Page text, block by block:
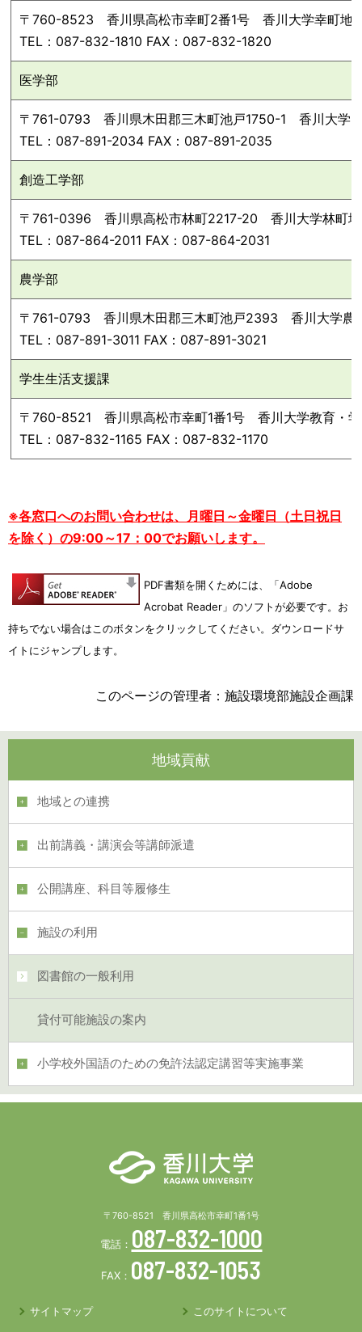
〒760-8523 香川県高松市幸町2番1号 香川大学幸町地
TEL：087-832-1810 FAX：087-832-1820
医学部
〒761-0793 香川県木田郡三木町池戸1750-1 香川大学
TEL：087-891-2034 FAX：087-891-2035
創造工学部
〒761-0396 香川県高松市林町2217-20 香川大学林町地
TEL：087-864-2011 FAX：087-864-2031
農学部
〒761-0793 香川県木田郡三木町池戸2393 香川大学農
TEL：087-891-3011 FAX：087-891-3021
学生生活支援課
〒760-8521 香川県高松市幸町1番1号 香川大学教育・学
TEL：087-832-1165 FAX：087-832-1170
※各窓口へのお問い合わせは、月曜日～金曜日（土日祝日
を除く）の9:00～17：00でお願いします。
PDF書類を開くためには、「Adobe
Acrobat Reader」のソフトが必要です。 お
持ちでない場合はこのボタンをクリックしてください。ダウンロードサ
イトにジャンプします。
このページの管理者：施設環境部施設企画課
地域貢献
地域との連携
出前講義・講演会等講師派遣
公開講座、科目等履修生
施設の利用
図書館の一般利用
貸付可能施設の案内
小学校外国語のための免許法認定講習等実施事業
〒760-8521 香川県高松市幸町1番1号
電話： 087-832-1000
FAX： 087-832-1053
サイトマップ
このサイトについて